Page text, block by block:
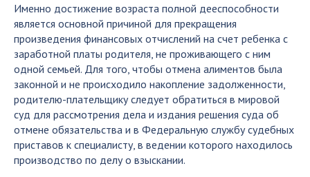
Именно достижение возраста полной дееспособности
является основной причиной для прекращения
произведения финансовых отчислений на счет ребенка с
заработной платы родителя, не проживающего с ним
одной семьей. Для того, чтобы отмена алиментов была
законной и не происходило накопление задолженности,
родителю-плательщику следует обратиться в мировой
суд для рассмотрения дела и издания решения суда об
отмене обязательства и в Федеральную службу судебных
приставов к специалисту, в ведении которого находилось
производство по делу о взыскании.